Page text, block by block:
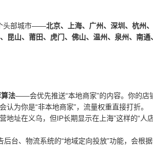
头部城市——北京、上海、广州、深圳、杭州
昆山、莆田、虎门、佛山、温州、泉州、南通
法——会优先推送“本地商家”的内容。你的店
为你是“非本地商家”，流量权重直接打折。
址在义乌，但IP长期显示在上海”这样的“人
台、物流系统的“地域定向投放”功能，会根